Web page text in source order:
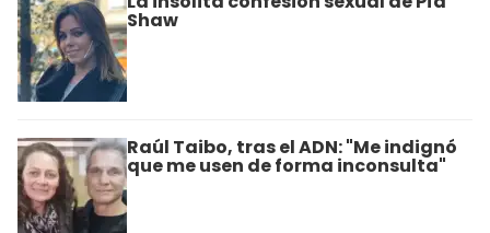
Shaw
Raúl Taibo, tras el ADN: "Me indignó
que me usen de forma inconsulta"